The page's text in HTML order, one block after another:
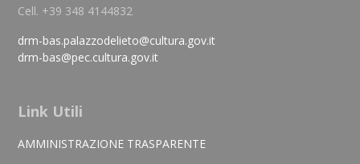
Cell. +39 348 4144832
drm-bas.palazzodelieto@cultura.gov.it
drm-bas@pec.cultura.gov.it
Link Utili
AMMINISTRAZIONE TRASPARENTE